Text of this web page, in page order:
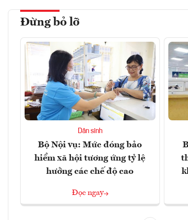
Đừng bỏ lỡ
Dân sinh
Bộ Nội vụ: Mức đóng bảo
hiểm xã hội tương ứng tỷ lệ
hưởng các chế độ cao
Đọc ngay